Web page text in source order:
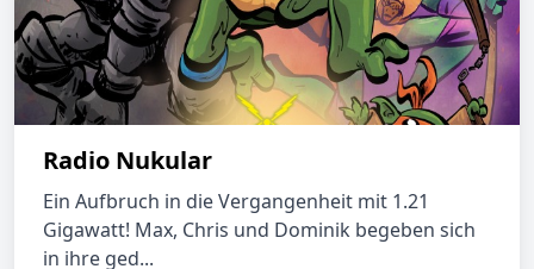
Radio Nukular
Ein Aufbruch in die Vergangenheit mit 1.21
Gigawatt! Max, Chris und Dominik begeben sich
in ihre ged...